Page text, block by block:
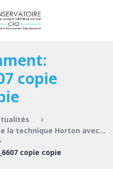
copie
la technique Horton avec...
copie copie